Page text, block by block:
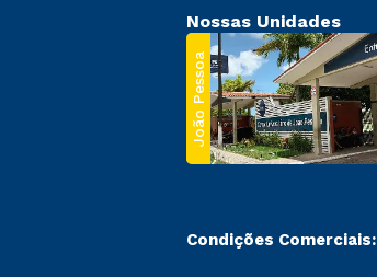
Nossas Unidades
João Pessoa
Condições Comerciais: